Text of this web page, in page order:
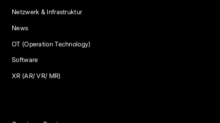
Netzwerk & Infrastruktur
News
OT (Operation Technology)
Software
XR (AR/ VR/ MR)